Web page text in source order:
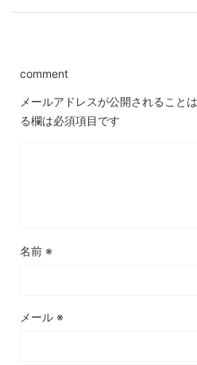
comment
メールアドレスが公開されること
る欄は必須項目です
名前 ※
メール ※